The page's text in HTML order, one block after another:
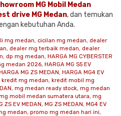
MG Mobil Medan
drive MG Medan, dan temukan
kebutuhan Anda.
mg medan, cicilan mg medan, dealer
, dealer mg terbaik medan, dealer
, dp mg medan, HARGA MG CYBERSTER
medan 2026, HARGA MG S5 EV
MG ZS MEDAN, HARGA MG4 EV
kredit mg medan, kredit mobil mg
, mg medan ready stock, mg medan
mobil medan sumatera utara, mg
ZS EV MEDAN, MG ZS MEDAN, MG4 EV
medan, promo mg medan hari ini,